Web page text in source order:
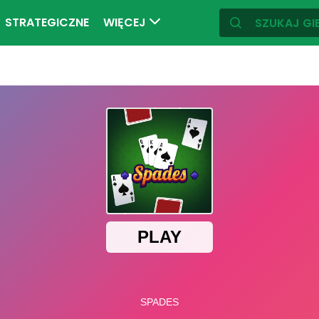
STRATEGICZNE WIĘCEJ